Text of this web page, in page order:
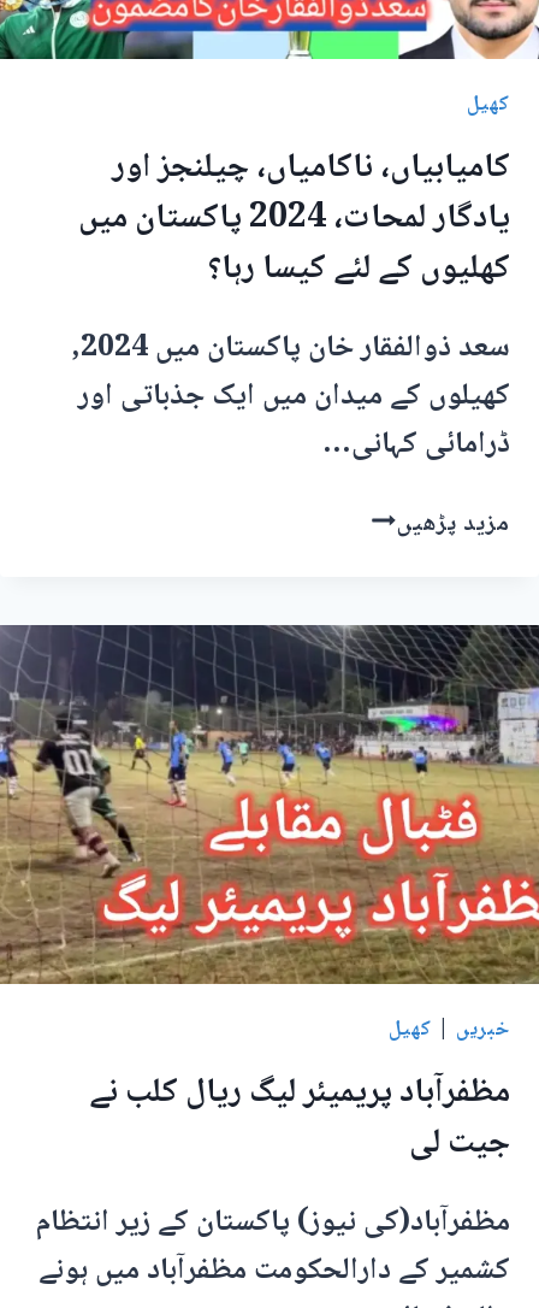
کھیل
کامیابیاں، ناکامیاں، چیلنجز اور
یادگار لمحات، 2024 پاکستان میں
کھلیوں کے لئے کیسا رہا؟
سعد ذوالفقار خان پاکستان میں 2024,
کھیلوں کے میدان میں ایک جذباتی اور
ڈرامائی کہانی…
مزید پڑھیںکامیابیاں،
اور
یادگار
لمحات،
2024
پاکستان
میں
کھلیوں
کے
لئے
کیسا
رہا؟
خبریں | کھیل
مظفرآباد پریمیئر لیگ ریال کلب نے
جیت لی
مظفرآباد(کی نیوز) پاکستان کے زیر انتظام
کشمیر کے دارالحکومت مظفرآباد میں ہونے